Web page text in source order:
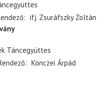
ifj. Zsuráfszky Zoltán
Táncegyüttes
Könczei Árpád